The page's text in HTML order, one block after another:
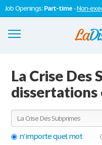
Job Openings:Part-time -Non-
S'inscrire
Se connecter
Contactez-nous
La Crise Des
dissertations
n'importe quel mot